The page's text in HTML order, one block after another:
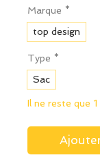
Marque *
top design
Type *
Sac
Il ne reste que